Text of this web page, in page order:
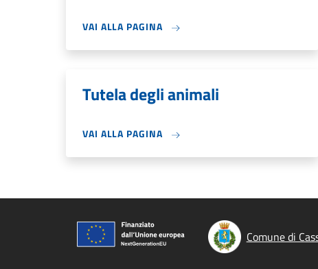
VAI ALLA PAGINA
Tutela degli animali
VAI ALLA PAGINA
Comune di